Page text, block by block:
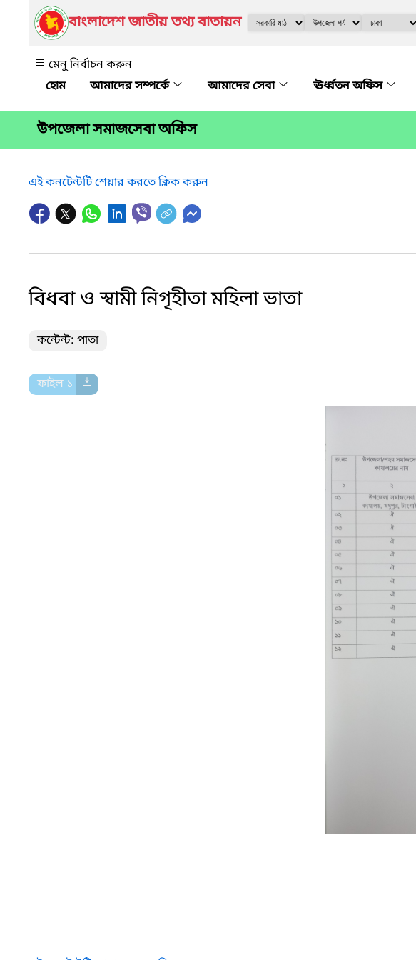
বাংলাদেশ জাতীয় তথ্য বাতায়ন
মেনু নির্বাচন করুন
আমাদের সম্পর্কে
আমাদের সেবা ঊর্ধ্বতন অফিস
উপজেলা সমাজসেবা অফিস
এই কনটেন্টটি শেয়ার করতে ক্লিক করুন
বিধবা ও স্বামী নিগৃহীতা মহিলা ভাতা
কন্টেন্ট: পাতা
ফাইল ১